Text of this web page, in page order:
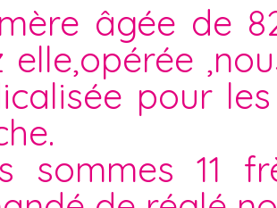
âgée de
elle,opérée
pour
sommes 11